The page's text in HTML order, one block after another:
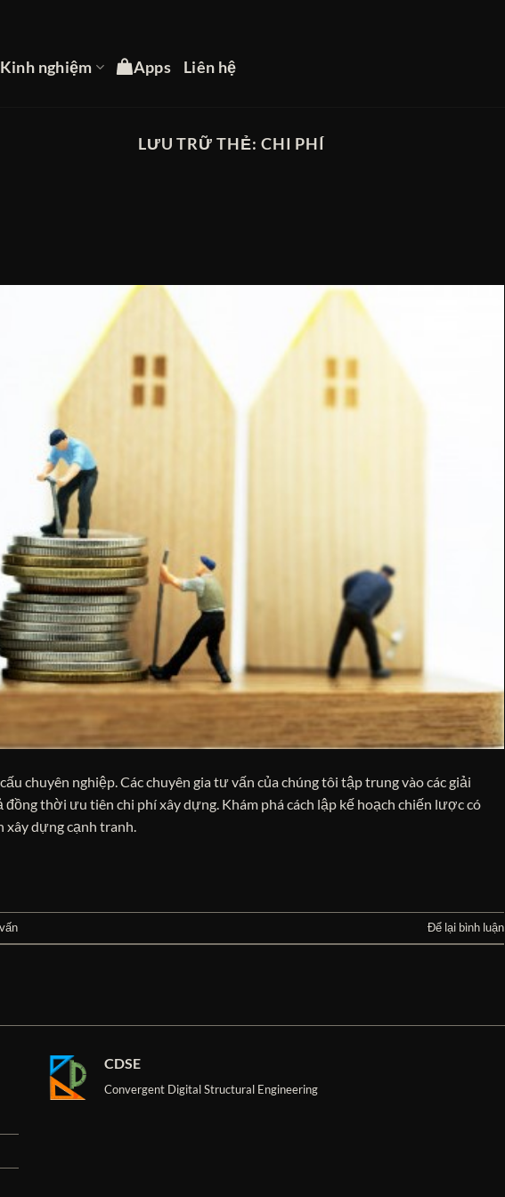
Kinh nghiệm Apps Liên hệ
LƯU TRỮ THẺ: CHI PHÍ
chuyên nghiệp. Các chuyên gia tư vấn của chúng tôi tập trung vào các giải
thời ưu tiên chi phí xây dựng. Khám phá cách lập kế hoạch chiến lược có
xây dựng cạnh tranh.
Để lại bình luận
CDSE
Convergent Digital Structural Engineering